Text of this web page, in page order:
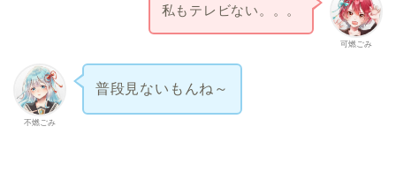
可燃ごみ
私もテレビない。。。
不燃ごみ
普段見ないもんね～